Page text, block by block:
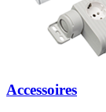
Accessoires